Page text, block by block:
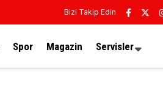
Bizi Takip Edin
Spor Magazin Servisler